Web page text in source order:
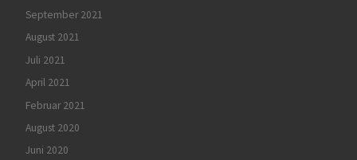
September 2021
August 2021
Juli 2021
April 2021
Februar 2021
August 2020
Juni 2020